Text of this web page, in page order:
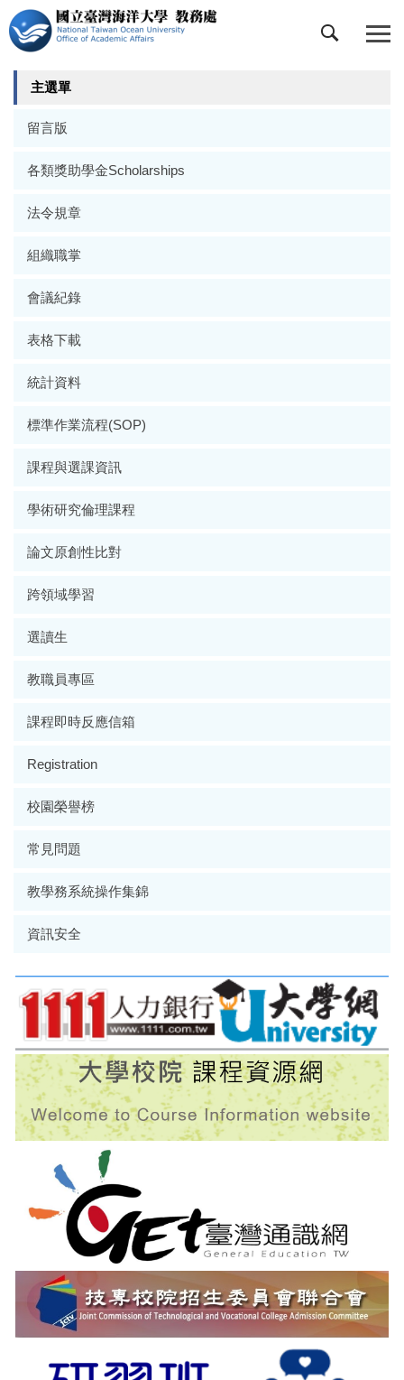
跳
到
主
要
主選單
留言版
各類獎助學金Scholarships
法令規章
組織職掌
會議紀錄
表格下載
統計資料
標準作業流程(SOP)
課程與選課資訊
學術研究倫理課程
論文原創性比對
跨領域學習
選讀生
教職員專區
課程即時反應信箱
Registration
校園榮譽榜
常見問題
教學務系統操作集錦
資訊安全